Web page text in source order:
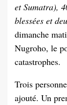
et Sumatra),
blessées et
dimanche
Nugroho, le
catastrophes.
Trois
ajouté. Un